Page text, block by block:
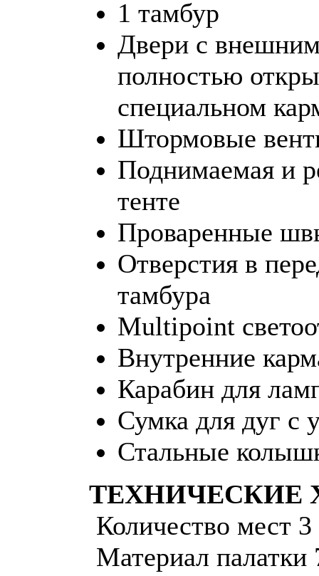
1 тамбур
Двери с
полностью
специальном
Штормовые
Поднимаемая и
тенте
Проваренные
Отверстия в
тамбура
Multipoint
Внутренние
Карабин для
Сумка для дуг с
Стальные
ТЕХНИЧЕСКИЕ
Количество мест 3
Материал